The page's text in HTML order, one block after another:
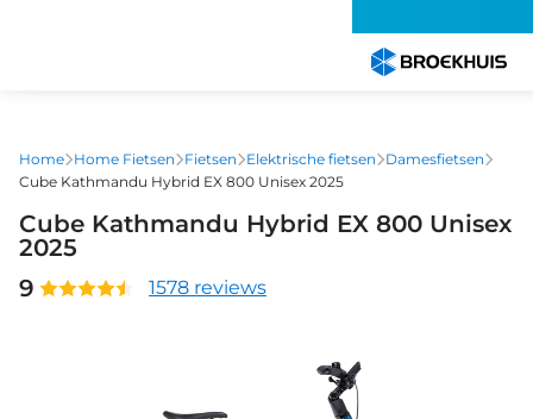
gaan
Home Home Fietsen Fietsen Elektrische fietsen
Damesfietsen
Cube Kathmandu Hybrid EX 800 Unisex 2025
Cube Kathmandu Hybrid EX 800 Unisex
2025
9
1578 reviews